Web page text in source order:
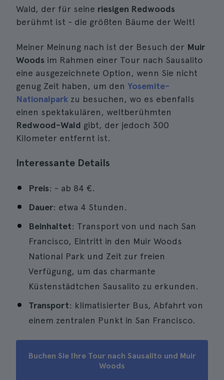
Wald, der für seine riesigen Redwoods
berühmt ist - die größten Bäume der Welt!
Meiner Meinung nach ist der Besuch der Muir
Woods im Rahmen einer Tour nach Sausalito
eine ausgezeichnete Option, wenn Sie nicht
genug Zeit haben, um den Yosemite-
Nationalpark zu besuchen, wo es ebenfalls
einen spektakulären, weltberühmten
Redwood-Wald gibt, der jedoch 300
Kilometer entfernt ist.
Interessante Details
Preis: - ab 84 €.
Dauer: etwa 4 Stunden.
Beinhaltet: Transport von und nach San
Francisco, Eintritt in den Muir Woods
National Park und Zeit zur freien
Verfügung, um das charmante
Küstenstädtchen Sausalito zu erkunden.
Transport: klimatisierter Bus, Abfahrt von
einem zentralen Punkt in San Francisco.
Buchen Sie Ihre Tour nach Sausalito und Muir
Woods